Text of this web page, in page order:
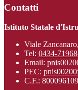
Contatti
Istituto Statale
Viale
Tel: 0434-71968
Email:
PEC:
C.F.: